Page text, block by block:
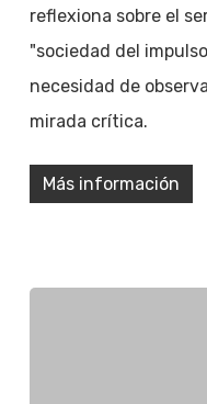
reflexiona sobre el
"sociedad del
necesidad de
mirada crítica.
Más información